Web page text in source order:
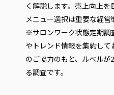
く解説します。売上向上を
メニュー選択は重要な経営
※サロンワーク状態定期調
やトレンド情報を集約し
のご協力のもと、ルベル
る調査です。